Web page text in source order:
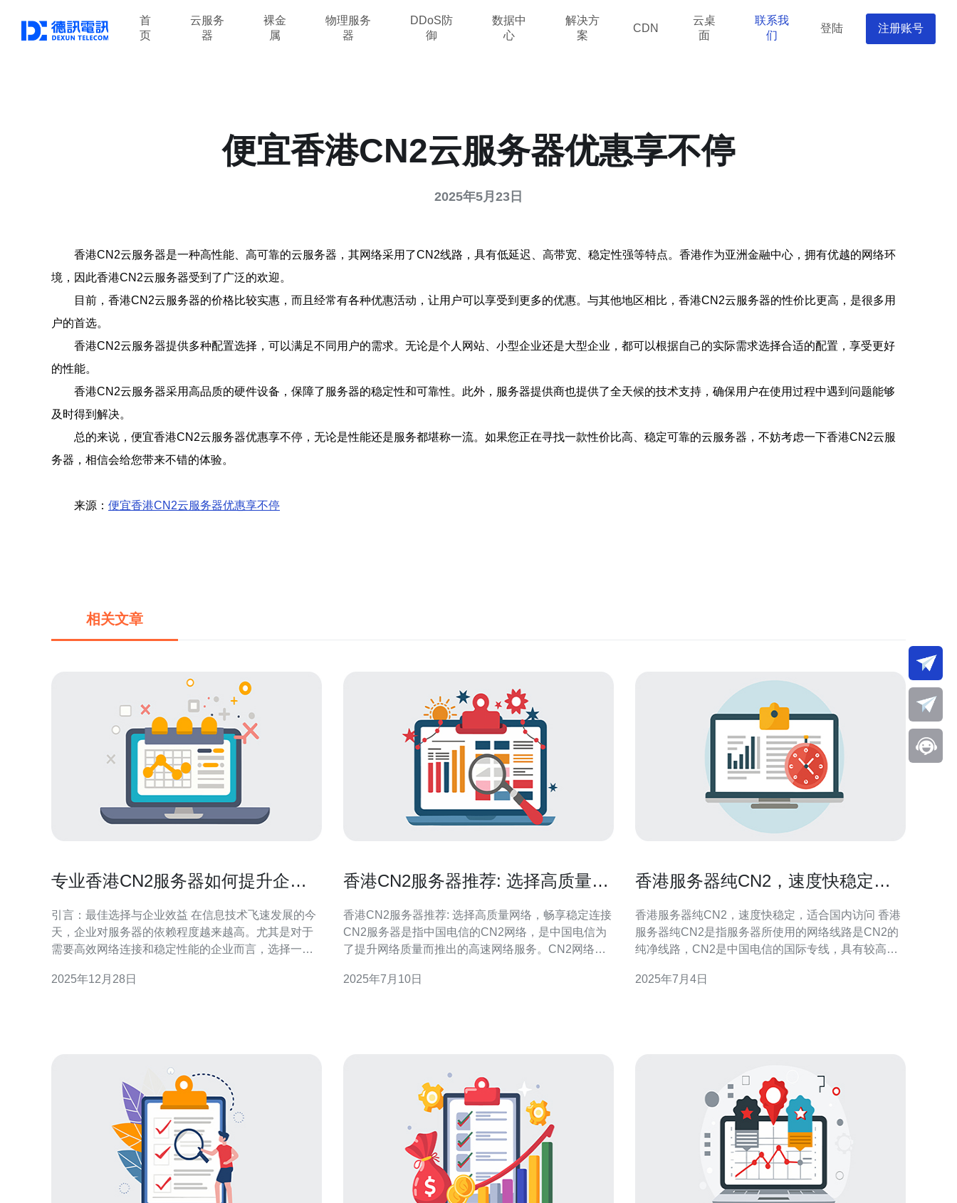
首
页
云服务
器
裸金
属
物理服务
器
DDoS防
御
数据中
心
解决方
案
CDN
云桌
面
联系我
们
登陆 注册账号
便宜香港CN2云服务器优惠享不停
2025年5月23日
香港CN2云服务器是一种高性能、高可靠的云服务器，其网络采用了CN2线路，具有低延迟、高带宽、稳定性强等特点。香港作为亚洲金融中心，拥有优越的网络环
境，因此香港CN2云服务器受到了广泛的欢迎。
目前，香港CN2云服务器的价格比较实惠，而且经常有各种优惠活动，让用户可以享受到更多的优惠。与其他地区相比，香港CN2云服务器的性价比更高，是很多用
户的首选。
香港CN2云服务器提供多种配置选择，可以满足不同用户的需求。无论是个人网站、小型企业还是大型企业，都可以根据自己的实际需求选择合适的配置，享受更好
的性能。
香港CN2云服务器采用高品质的硬件设备，保障了服务器的稳定性和可靠性。此外，服务器提供商也提供了全天候的技术支持，确保用户在使用过程中遇到问题能够
及时得到解决。
总的来说，便宜香港CN2云服务器优惠享不停，无论是性能还是服务都堪称一流。如果您正在寻找一款性价比高、稳定可靠的云服务器，不妨考虑一下香港CN2云服
务器，相信会给您带来不错的体验。
来源： 便宜香港CN2云服务器优惠享不停
相关文章
专业香港CN2服务器如何提升企业
引言：最佳选择与企业效益 在信息技术飞速发展的今
天，企业对服务器的依赖程度越来越高。尤其是对于
需要高效网络连接和稳定性能的企业而言，选择一款
中，香港CN2服务器因其优越的性能和性价比，被越
2025年12月28日
香港CN2服务器推荐: 选择高质量网
香港CN2服务器推荐: 选择高质量网络，畅享稳定连接
CN2服务器是指中国电信的CN2网络，是中国电信为
了提升网络质量而推出的高速网络服务。CN2网络是
和稳定性，能够提供更快速、更稳定的网络连接。 香
2025年7月10日
香港服务器纯CN2，速度快稳定，
香港服务器纯CN2，速度快稳定，适合国内访问 香港
服务器纯CN2是指服务器所使用的网络线路是CN2的
纯净线路，CN2是中国电信的国际专线，具有较高的
路的服务器可以更好地适应国内用户的访问需求。 香
2025年7月4日